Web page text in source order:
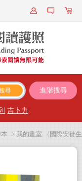
進階搜尋
吉卜力
> 我的畫室 （國際安徒生